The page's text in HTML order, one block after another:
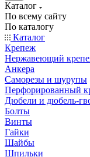
Каталог
По всему сайту
По каталогу
Каталог
Крепеж
Нержавеющий
Анкера
Саморезы и шурупы
Перфорированный
Дюбели и дюбель-
Болты
Винты
Гайки
Шайбы
Шпильки